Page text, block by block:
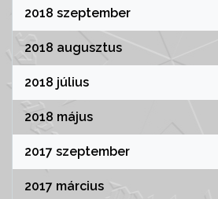
2018 szeptember
2018 augusztus
2018 július
2018 május
2017 szeptember
2017 március